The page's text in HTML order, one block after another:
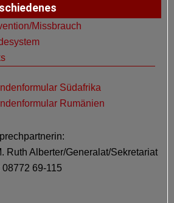
Missbrauch
Südafrika
Rumänien
Ruth Alberter/Generalat/Sekretariat
08772 69-115